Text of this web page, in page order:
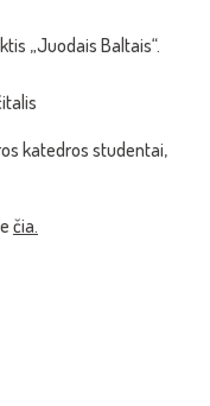
„Juodais Baltais“.
katedros studentai,
čia.